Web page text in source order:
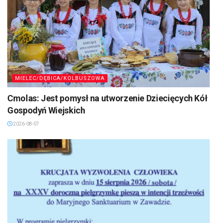
MIELEC/DĘBICA/KOLBUSZOWA
Cmolas: Jest pomysł na utworzenie Dziecięcych Kół
Gospodyń Wiejskich
2026-08-07